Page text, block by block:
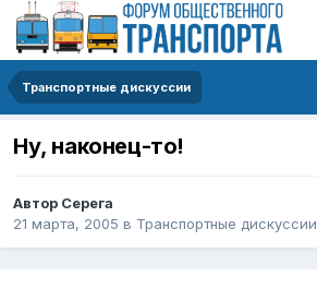
Транспортные дискуссии
Ну, наконец-то!
Автор Серега
21 марта, 2005 в Транспортные дискуссии